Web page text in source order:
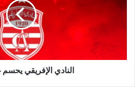
النادي الإفريقي يحسم 4 انتدابات